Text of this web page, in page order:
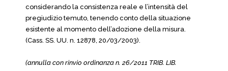
considerando la consistenza reale e l’intensità del
pregiudizio temuto, tenendo conto della situazione
esistente al momento dell’adozione della misura.
(Cass. SS. UU. n. 12878, 20/03/2003).
(annulla con rinvio ordinanza n. 26/2011 TRIB. LIB.